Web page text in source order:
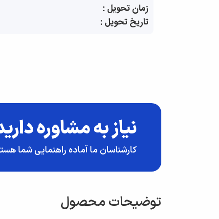
زمان تحویل :
تاریخ تحویل :
نیاز به مشاوره
کارشناسان ما آماده راهنمایی شما
توضیحات محصول